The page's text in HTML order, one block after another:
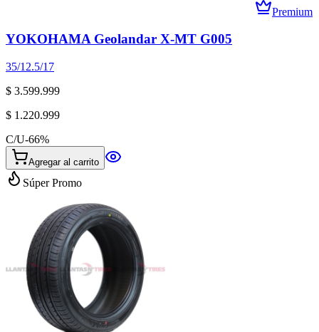
Premium
YOKOHAMA Geolandar X-MT G005
35/12.5/17
$ 3.599.999
$ 1.220.999
C/U-66%
Agregar al carrito
Súper Promo